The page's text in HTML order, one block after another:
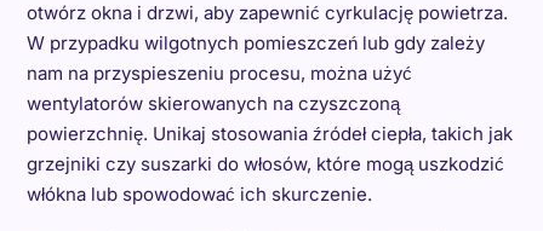
otwórz okna i drzwi, aby zapewnić cyrkulację powietrza.
W przypadku wilgotnych pomieszczeń lub gdy zależy
nam na przyspieszeniu procesu, można użyć
wentylatorów skierowanych na czyszczoną
powierzchnię. Unikaj stosowania źródeł ciepła, takich jak
grzejniki czy suszarki do włosów, które mogą uszkodzić
włókna lub spowodować ich skurczenie.